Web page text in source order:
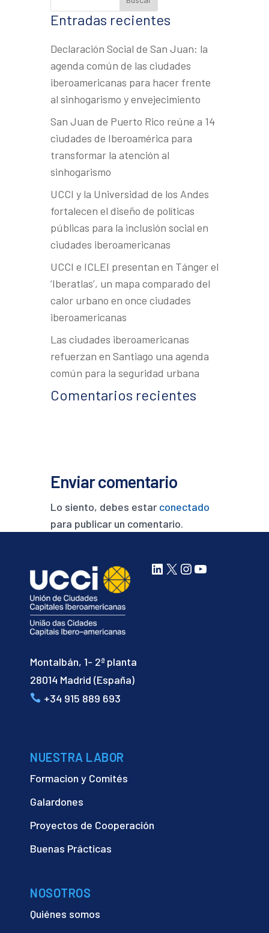
Entradas recientes
Declaración Social de San Juan: la
agenda común de las ciudades
iberoamericanas para hacer frente
al sinhogarismo y envejecimiento
San Juan de Puerto Rico reúne a 14
ciudades de Iberoamérica para
transformar la atención al
sinhogarismo
UCCI y la Universidad de los Andes
fortalecen el diseño de políticas
públicas para la inclusión social en
ciudades iberoamericanas
UCCI e ICLEI presentan en Tánger el
‘Iberatlas’, un mapa comparado del
calor urbano en once ciudades
iberoamericanas
Las ciudades iberoamericanas
refuerzan en Santiago una agenda
común para la seguridad urbana
Comentarios recientes
Enviar comentario
Lo siento, debes estar conectado
para publicar un comentario.
Montalbán, 1- 2ª planta
28014 Madrid (España)
+34 915 889 693
LinkedIn
X Instagram
YouTube
NUESTRA LABOR
Formacion y Comités
Galardones
Proyectos de Cooperación
Buenas Prácticas
NOSOTROS
Quiénes somos